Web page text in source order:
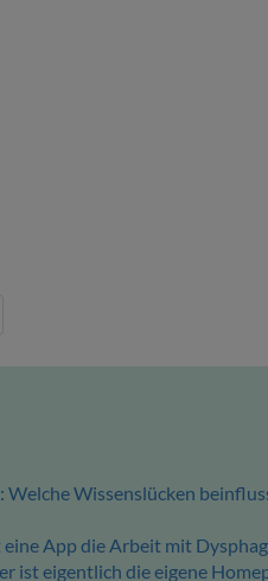
Wissenslücken
App die Arbeit mit
ist eigentlich die eigene